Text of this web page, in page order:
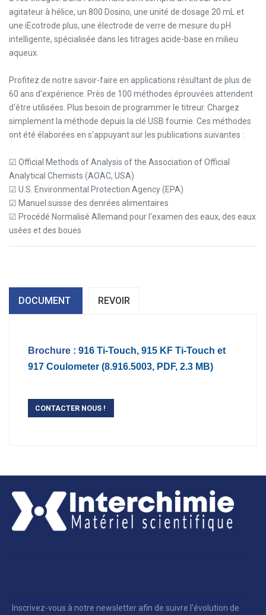
agitateur à hélice, un 800 Dosino, une unité de dosage 20 mL et
une iEcotrode plus, une électrode de verre de mesure du pH
intelligente, spécialisée dans les titrages acide-base en milieu
aqueux.
Profitez de notre savoir-faire en applications résultant de plus de
60 ans d'expérience. Près de 100 méthodes éprouvées attendent
d'être utilisées. Plus besoin de programmer le titreur. Chargez
simplement la méthode depuis la clé USB fournie. Ces méthodes
ont été élaborées en s'appuyant sur les publications suivantes :
☑ Official Methods of Analysis of the Association of Official
Analytical Chemists (AOAC, USA)
☑ U.S. Environmental Protection Agency (EPA)
☑ Manuel suisse des denrées alimentaires
☑ Procédé Normalisé Allemand pour l'examen des eaux, des eaux
usées et des boues
DOCUMENT REVOIR
Brochure : 916 Ti-Touch, 915 KF Ti-Touch et
917 Coulometer (8.916.5003, PDF, 2.3 MB)
CONTACTER NOUS !
Inscrivez-vous à notre newsletter afin de suivre l'évolution de